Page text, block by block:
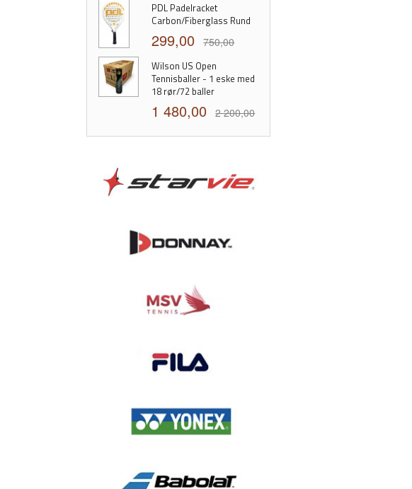
PDL Padelracket
Carbon/Fiberglass Rund
299,00
750,00
Wilson US Open
Tennisballer - 1 eske med
18 rør/72 baller
1 480,00 2 200,00